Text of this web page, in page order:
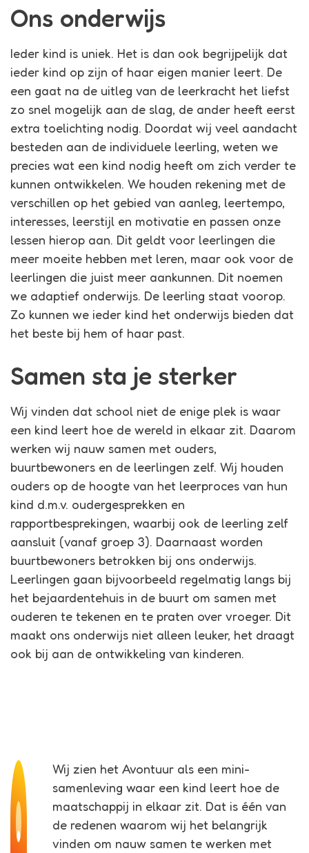
Ons onderwijs
Ieder kind is uniek. Het is dan ook begrijpelijk dat
ieder kind op zijn of haar eigen manier leert. De
een gaat na de uitleg van de leerkracht het liefst
zo snel mogelijk aan de slag, de ander heeft eerst
extra toelichting nodig. Doordat wij veel aandacht
besteden aan de individuele leerling, weten we
precies wat een kind nodig heeft om zich verder te
kunnen ontwikkelen. We houden rekening met de
verschillen op het gebied van aanleg, leertempo,
interesses, leerstijl en motivatie en passen onze
lessen hierop aan. Dit geldt voor leerlingen die
meer moeite hebben met leren, maar ook voor de
leerlingen die juist meer aankunnen. Dit noemen
we adaptief onderwijs. De leerling staat voorop.
Zo kunnen we ieder kind het onderwijs bieden dat
het beste bij hem of haar past.
Samen sta je sterker
Wij vinden dat school niet de enige plek is waar
een kind leert hoe de wereld in elkaar zit. Daarom
werken wij nauw samen met ouders,
buurtbewoners en de leerlingen zelf. Wij houden
ouders op de hoogte van het leerproces van hun
kind d.m.v. oudergesprekken en
rapportbesprekingen, waarbij ook de leerling zelf
aansluit (vanaf groep 3). Daarnaast worden
buurtbewoners betrokken bij ons onderwijs.
Leerlingen gaan bijvoorbeeld regelmatig langs bij
het bejaardentehuis in de buurt om samen met
ouderen te tekenen en te praten over vroeger. Dit
maakt ons onderwijs niet alleen leuker, het draagt
ook bij aan de ontwikkeling van kinderen.
Wij zien het Avontuur als een mini-
samenleving waar een kind leert hoe de
maatschappij in elkaar zit. Dat is één van
de redenen waarom wij het belangrijk
vinden om nauw samen te werken met